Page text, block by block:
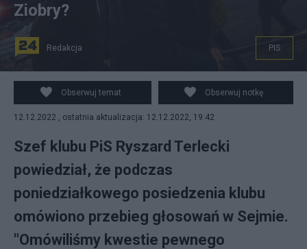
Wicepremier, minister obrony narodowej Mariusz
Błaszczak w drodze na posiedzenie klubu
parlamentarnego Prawa i Sprawiedliwości. Źródło:
PAP/Piotr Nowak
Ziobry?
Redakcja PIS
Obserwuj temat Obserwuj notkę
12.12.2022 , ostatnia aktualizacja: 12.12.2022, 19:42
Szef klubu PiS Ryszard Terlecki
powiedział, że podczas
poniedziałkowego posiedzenia klubu
omówiono przebieg głosowań w Sejmie.
"Omówiliśmy kwestie pewnego